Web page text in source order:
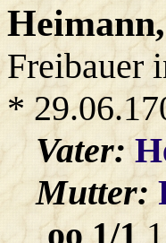
Heimann
Freibauer
*
Vater:
Mutter:
oo 1/1